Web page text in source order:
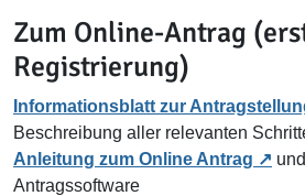
Zum Online-Antrag
Registrierung)
Informationsblatt zur
Beschreibung aller relevanten
Anleitung zum Online Antrag
Antragssoftware